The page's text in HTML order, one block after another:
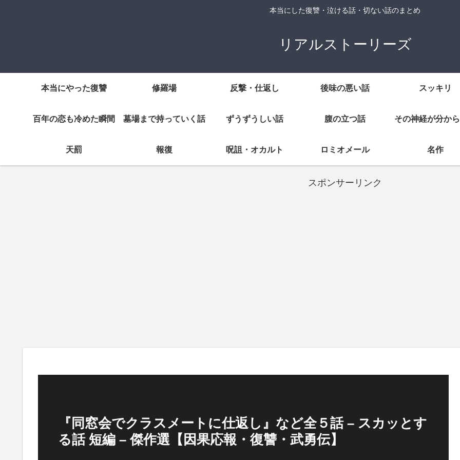
本当にした復讐・泣ける話・切ない話のまとめ
リアルストーリーズ
本当にやった復讐 修羅場 反撃・仕返し 後味の悪い話 スッキリ
百年の恋も冷めた瞬間 墓場まで持っていく話 ずうずうしい話 腹の立つ話 その神経が分から
天罰 報復 呪詛・オカルト ロミオメール 名作
スポンサーリンク
『同窓会でクラスメートに仕返し』など全５話 – スカッとす
る話 短編 – 傑作選【因果応報・復讐・武勇伝】